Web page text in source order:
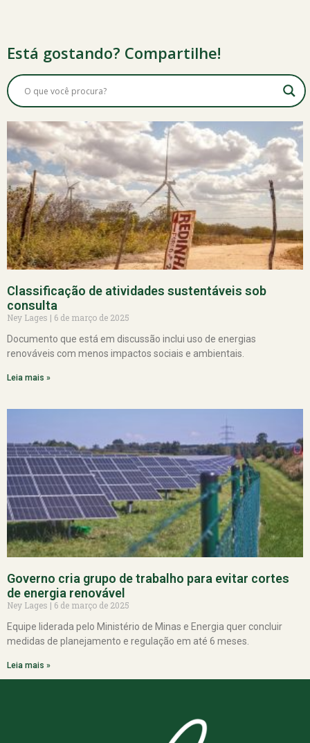
Está gostando? Compartilhe!
Classificação de atividades sustentáveis sob
consulta
Ney Lages
6 de março de 2025
Documento que está em discussão inclui uso de energias
renováveis com menos impactos sociais e ambientais.
Leia mais »
Governo cria grupo de trabalho para evitar cortes
de energia renovável
Ney Lages
6 de março de 2025
Equipe liderada pelo Ministério de Minas e Energia quer concluir
medidas de planejamento e regulação em até 6 meses.
Leia mais »